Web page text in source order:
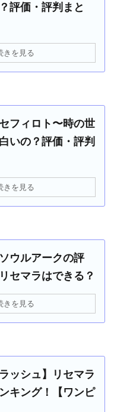
評価・評判まと
きを見る
フィロト〜時の世
いの？評価・評判
きを見る
ウルアークの評
セマラはできる？
きを見る
ッシュ】リセマラ
キング！【ワンピ